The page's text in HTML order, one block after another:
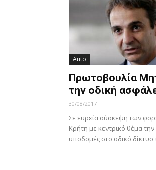
Auto
Πρωτοβουλία
την οδική
30/08/2017
Σε ευρεία σύσκεψη των
Κρήτη με κεντρικό θέμα την
υποδομές στο οδικό δίκτυο